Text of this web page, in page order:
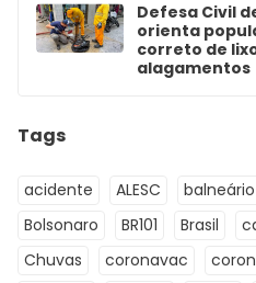
Defesa Civil
orienta
correto de
alagamentos
Tags
acidente ALESC
Bolsonaro
BR101 Brasil
Chuvas
coronavac